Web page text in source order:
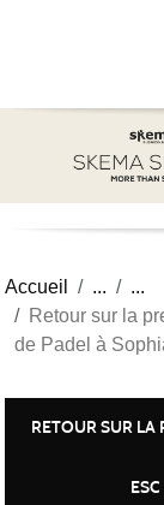
Accueil
Retour sur la
de Padel à
RETOUR SUR LA